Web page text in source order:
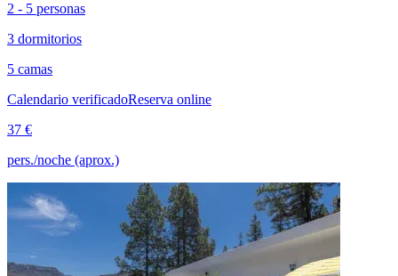
2 - 5 personas
3 dormitorios
5 camas
Calendario verificadoReserva online
37 €
pers./noche (aprox.)